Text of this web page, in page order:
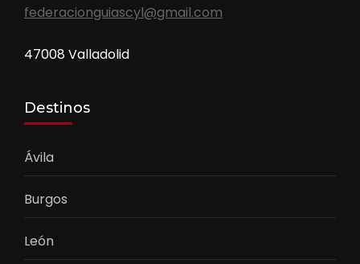
federacionguiascyl@gmail.com
47008 Valladolid
Destinos
Ávila
Burgos
León